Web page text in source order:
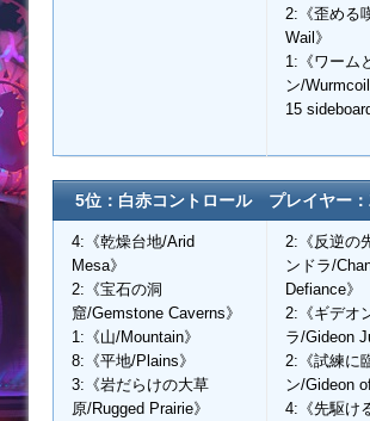
2:《歪める
Wail》
1:《ワーム
ン/Wurmcoil
15
5位：白赤コントロール プレイヤー
4:《乾燥台地/Arid
Mesa》
2:《宝石の洞
窟/Gemstone Caverns》
1:《山/Mountain》
8:《平地/Plains》
3:《岩だらけの大草
原/Rugged Prairie》
2:《反逆の
ンドラ/
Defiance》
2:《ギデオ
ラ/Gideon
2:《試練に
ン/Gideon
4:《先駆け